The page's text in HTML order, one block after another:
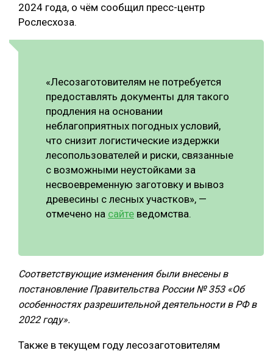
ЛЕСОПИЛЕНИЕ
СОРТИРОВКА ДРЕВЕСИНЫ
СУШКА ДРЕВЕСИНЫ
МЕБЕЛЬНОЕ ПРОИЗВОДСТВО
2024 года, о чём сообщил пресс-центр
Рослесхоза.
«Лесозаготовителям не потребуется
предоставлять документы для такого
продления на основании
неблагоприятных погодных условий,
что снизит логистические издержки
лесопользователей и риски, связанные
с возможными неустойками за
несвоевременную заготовку и вывоз
древесины с лесных участков», —
отмечено на сайте ведомства.
Соответствующие изменения были внесены в
постановление Правительства России № 353 «Об
особенностях разрешительной деятельности в РФ в
2022 году».
Также в текущем году лесозаготовителям